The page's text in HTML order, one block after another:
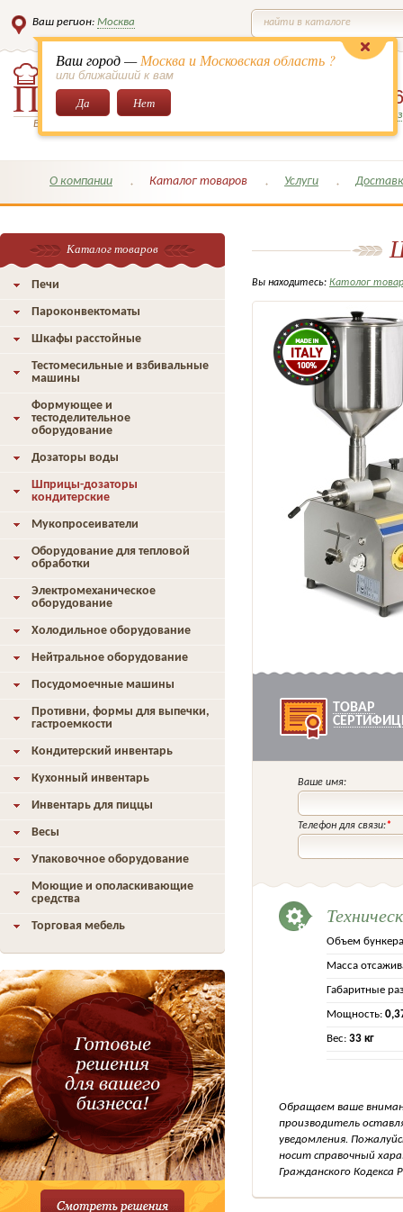
Ваш регион: Москва
Ваш город —Москва и Московская область ?
или ближайший к вам
Да Нет
найти в каталоге
Всё для кондитеров и поваров!
649-
Заказать обратный
О компании Каталог товаров Услуги
Вы находитесь: Католог
ТОВАР
Ваше имя:
Телефон для связи:*
Объем
Масса
Габаритные
Мощность:
Вес: 33 кг
Обращаем ваше
производитель
уведомления.
носит справочный
Гражданского Кодекса
Каталог товаров
Печи
Пароконвектоматы
Шкафы расстойные
Тестомесильные и взбивальные
машины
Формующее и
тестоделительное
оборудование
Дозаторы воды
Шприцы-дозаторы
кондитерские
Мукопросеиватели
Оборудование для тепловой
обработки
Электромеханическое
оборудование
Холодильное оборудование
Нейтральное оборудование
Посудомоечные машины
Противни, формы для выпечки,
гастроемкости
Кондитерский инвентарь
Кухонный инвентарь
Инвентарь для пиццы
Весы
Упаковочное оборудование
Моющие и ополаскивающие
средства
Торговая мебель